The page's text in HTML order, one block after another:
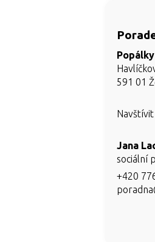
591 01
Jana
sociální
+420